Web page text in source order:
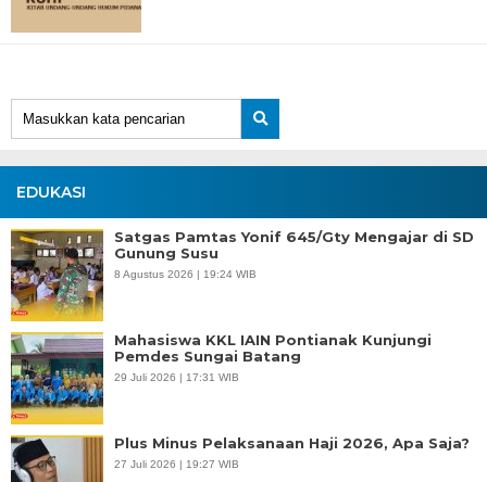
EDUKASI
Satgas Pamtas Yonif 645/Gty Mengajar di SD
Gunung Susu
8 Agustus 2026 | 19:24 WIB
Mahasiswa KKL IAIN Pontianak Kunjungi
Pemdes Sungai Batang
29 Juli 2026 | 17:31 WIB
Plus Minus Pelaksanaan Haji 2026, Apa Saja?
27 Juli 2026 | 19:27 WIB